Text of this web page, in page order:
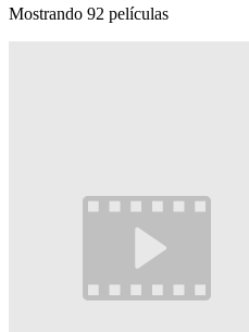
Mostrando 92 películas